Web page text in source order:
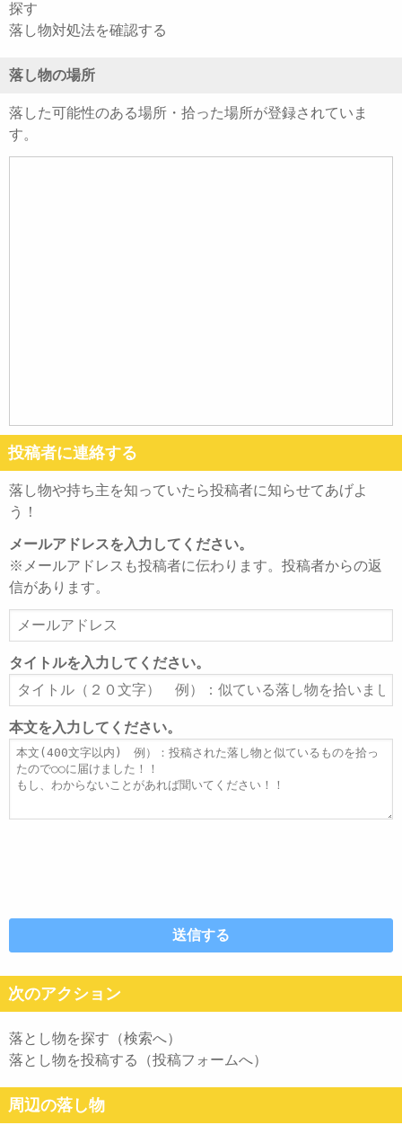
探す
落し物対処法を確認する
落し物の場所
落した可能性のある場所・拾った場所が登録されていま
す。
投稿者に連絡する
落し物や持ち主を知っていたら投稿者に知らせてあげよ
う！
メールアドレスを入力してください。
※メールアドレスも投稿者に伝わります。投稿者からの返
信があります。
ー
ル
ア
ド
レ
ス
タイトルを入力してください。
タ
イ
ト
ル
本文を入力してください。
本
文
次のアクション
落とし物を探す（検索へ）
落とし物を投稿する（投稿フォームへ）
周辺の落し物